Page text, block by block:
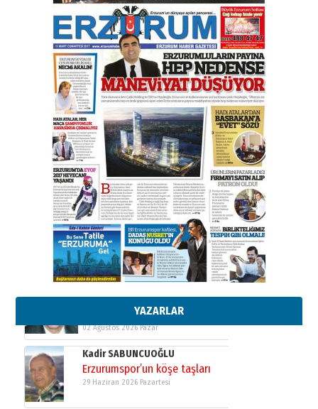
YAZARLAR
Bir fotoğraf, bir şehir, bir
gazeteci… Dizginler kimin
elinde?
31 Mart 2026 Salı
A. Berhan Yılmaz
BİR BÖLÜM DEĞİL, BİR ÖMÜR
SEÇİYORSUNUZ… “NEDEN
ATATÜRK ÜNİVERSİTESİ?”
28 Temmuz 2026 Salı
Ahmet Gökhan YAZICI
Ahmed Yesevi’den bir Alperen…
”Reisimiz” idi… Hakka yürüdü.!
26 Mart 2026 Perşembe
Cem Bakırcı
Ardında bıraktığı hatıralarıyla
gönül adamı Faruk Terzioğlu!
13 Mayıs 2026 Çarşamba
Esat BİNDESEN
Başkan Sekmen’den Erzurum’a
bir vizyon proje daha!
02 Ağustos 2026 Pazar
Kadir SABUNCUOĞLU
Erzurumspor’un köşe taşları
29 Haziran 2026 Pazartesi